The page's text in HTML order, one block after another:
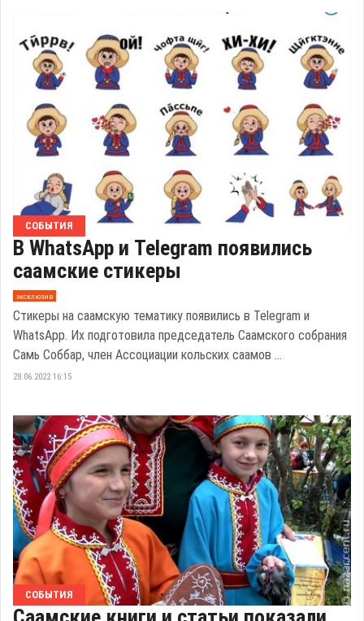
СОБЫТИЯ
В WhatsApp и Telegram появились
саамские стикеры
эксклюзив
Стикеры на саамскую тематику появились в Telegram и
WhatsApp. Их подготовила председатель Саамского собрания
Самь Соббар, член Ассоциации кольских саамов ...
28.06.2022 16:15
СОБЫТИЯ